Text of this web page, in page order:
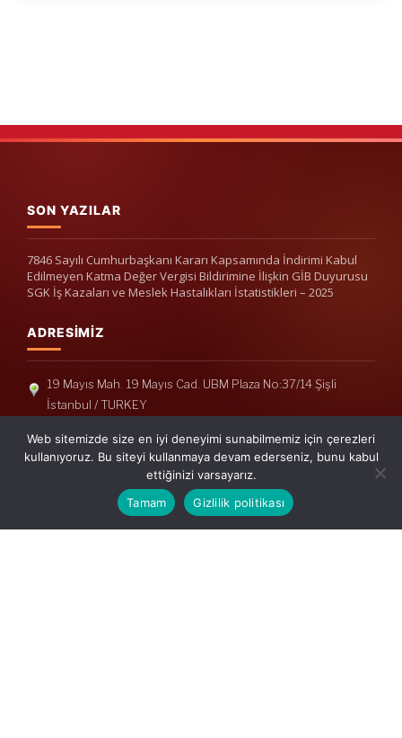
SON YAZILAR
7846 Sayılı Cumhurbaşkanı Kararı Kapsamında İndirimi Kabul
Edilmeyen Katma Değer Vergisi Bildirimine İlişkin GİB Duyurusu
SGK İş Kazaları ve Meslek Hastalıkları İstatistikleri – 2025
ADRESIMIZ
19 Mayıs Mah. 19 Mayıs Cad. UBM Plaza No:37/14 Şişli
İstanbul / TURKEY
Telefon: +90(212) 240 33 39
Telefon: +90(212) 248 19 36
info@erisymm.com
Web sitemizde size en iyi deneyimi sunabilmemiz için çerezleri
kullanıyoruz. Bu siteyi kullanmaya devam ederseniz, bunu kabul
ettiğinizi varsayarız.
Tamam
Gizlilik politikası